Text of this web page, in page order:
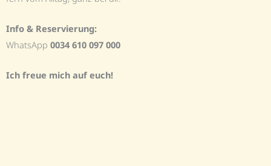
Info & Reservierung:
WhatsApp 0034 610 097 000
Ich freue mich auf euch!